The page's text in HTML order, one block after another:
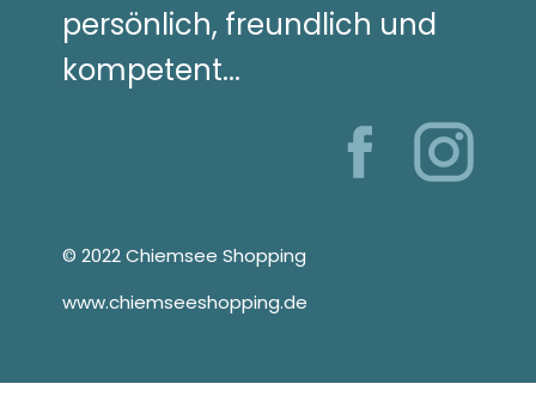
persönlich, freundlich und
kompetent...
© 2022 Chiemsee Shopping
www.chiemseeshopping.de